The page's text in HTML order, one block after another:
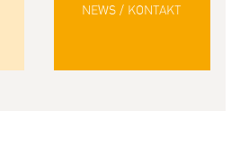
NEWS / KONTAKT